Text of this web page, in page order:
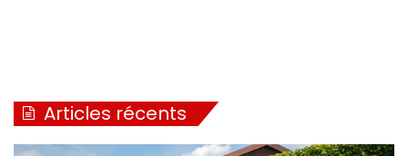
Articles récents